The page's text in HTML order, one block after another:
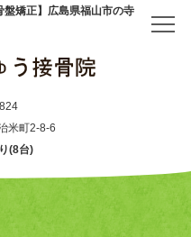
盤矯正】広島県福山市の寺
米町2-8-6
(8台)